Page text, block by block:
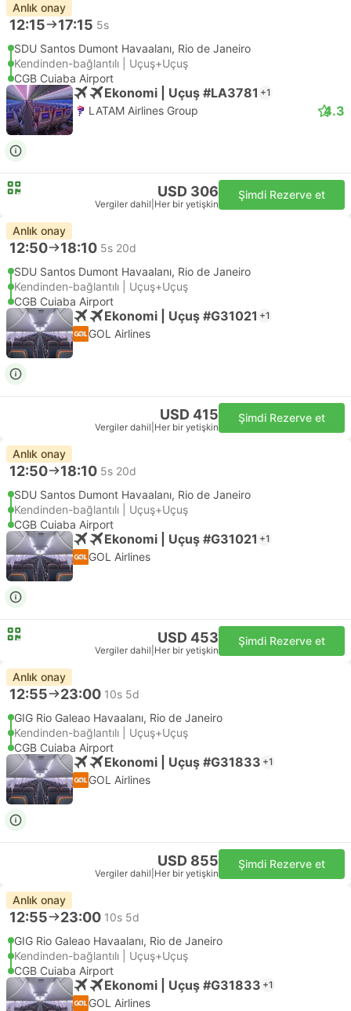
Anlık onay
12:15 17:15 5s
SDU Santos Dumont Havaalanı, Rio de Janeiro
Kendinden-bağlantılı | Uçuş+Uçuş
CGB Cuiaba Airport
Ekonomi | Uçuş #LA3781 +1
LATAM Airlines Group 4.3
USD 306
Vergiler dahil Her bir yetişkin
Şimdi Rezerve et
Anlık onay
12:50 18:10 5s 20d
SDU Santos Dumont Havaalanı, Rio de Janeiro
Kendinden-bağlantılı | Uçuş+Uçuş
CGB Cuiaba Airport
Ekonomi | Uçuş #G31021 +1
GOL Airlines
USD 415
Vergiler dahil Her bir yetişkin
Şimdi Rezerve et
Anlık onay
12:50 18:10 5s 20d
SDU Santos Dumont Havaalanı, Rio de Janeiro
Kendinden-bağlantılı | Uçuş+Uçuş
CGB Cuiaba Airport
Ekonomi | Uçuş #G31021 +1
GOL Airlines
USD 453
Vergiler dahil Her bir yetişkin
Şimdi Rezerve et
Anlık onay
12:55 23:00 10s 5d
GIG Rio Galeao Havaalanı, Rio de Janeiro
Kendinden-bağlantılı | Uçuş+Uçuş
CGB Cuiaba Airport
Ekonomi | Uçuş #G31833 +1
GOL Airlines
USD 855
Vergiler dahil Her bir yetişkin
Şimdi Rezerve et
Anlık onay
12:55 23:00 10s 5d
GIG Rio Galeao Havaalanı, Rio de Janeiro
Kendinden-bağlantılı | Uçuş+Uçuş
CGB Cuiaba Airport
Ekonomi | Uçuş #G31833 +1
GOL Airlines